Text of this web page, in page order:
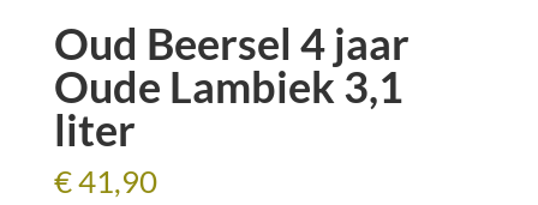
Oud Beersel 4 jaar
Oude Lambiek 3,1
liter
€41,90